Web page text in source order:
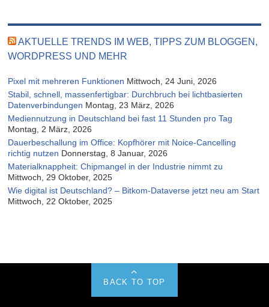
AKTUELLE TRENDS IM WEB, TIPPS ZUM BLOGGEN,
WORDPRESS UND MEHR
Pixel mit mehreren Funktionen Mittwoch, 24 Juni, 2026
Stabil, schnell, massenfertigbar: Durchbruch bei lichtbasierten
Datenverbindungen Montag, 23 März, 2026
Mediennutzung in Deutschland bei fast 11 Stunden pro Tag
Montag, 2 März, 2026
Dauerbeschallung im Office: Kopfhörer mit Noice-Cancelling
richtig nutzen Donnerstag, 8 Januar, 2026
Materialknappheit: Chipmangel in der Industrie nimmt zu
Mittwoch, 29 Oktober, 2025
Wie digital ist Deutschland? – Bitkom-Dataverse jetzt neu am Start
Mittwoch, 22 Oktober, 2025
BACK TO TOP